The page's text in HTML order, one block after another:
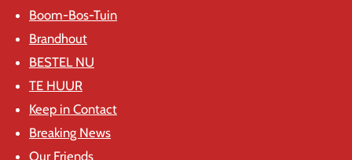
Boom-Bos-Tuin
Brandhout
BESTEL NU
TE HUUR
Keep in Contact
Breaking News
Our Friends